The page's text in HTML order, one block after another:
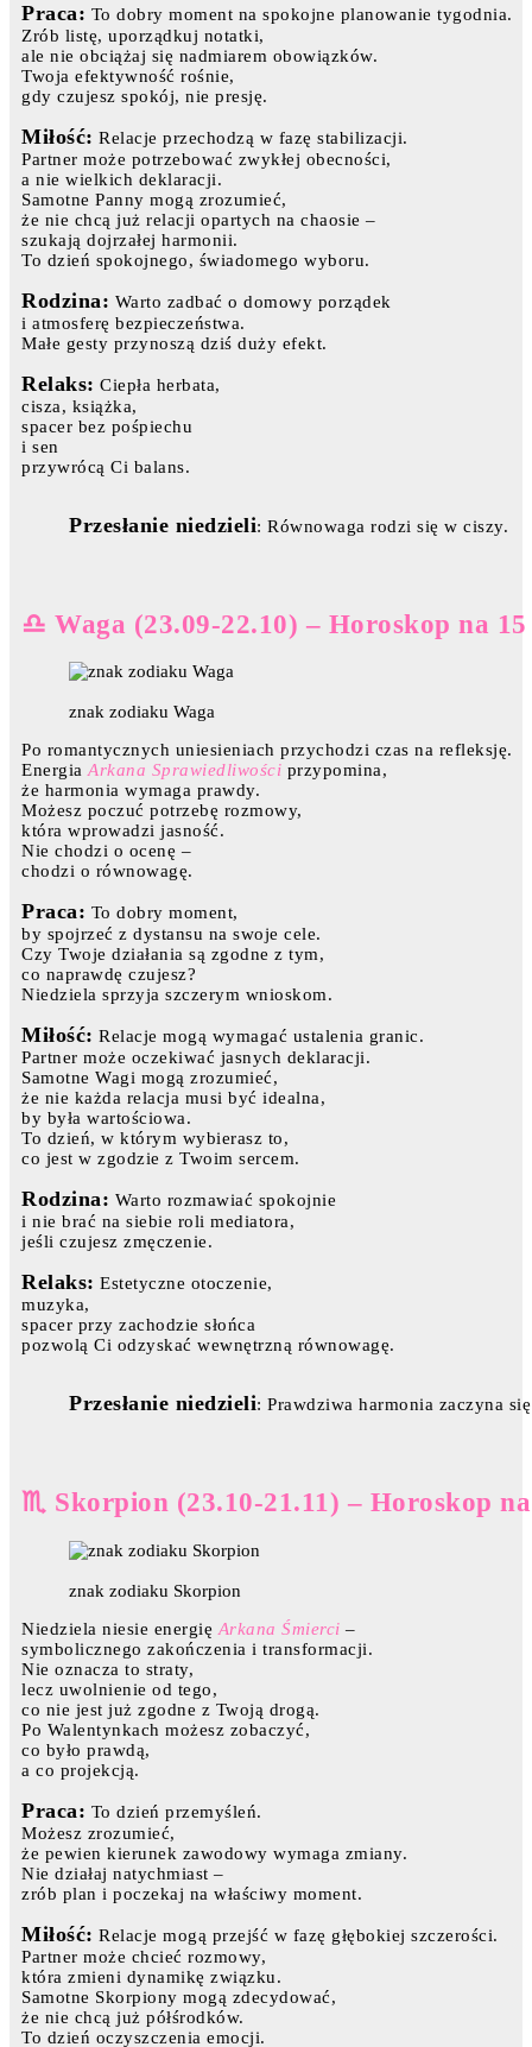
Praca: To dobry moment na spokojne planowanie tygodnia.
Zrób listę, uporządkuj notatki,
ale nie obciążaj się nadmiarem obowiązków.
Twoja efektywność rośnie,
gdy czujesz spokój, nie presję.
Miłość: Relacje przechodzą w fazę stabilizacji.
Partner może potrzebować zwykłej obecności,
a nie wielkich deklaracji.
Samotne Panny mogą zrozumieć,
że nie chcą już relacji opartych na chaosie –
szukają dojrzałej harmonii.
To dzień spokojnego, świadomego wyboru.
Rodzina: Warto zadbać o domowy porządek
i atmosferę bezpieczeństwa.
Małe gesty przynoszą dziś duży efekt.
Relaks: Ciepła herbata,
cisza, książka,
spacer bez pośpiechu
i sen
przywrócą Ci balans.
Przesłanie niedzieli: Równowaga rodzi się w ciszy.
♎ Waga (23.09-22.10) – Horoskop na
znak zodiaku Waga
Po romantycznych uniesieniach przychodzi czas na refleksję.
EnergiaArkana Sprawiedliwości przypomina,
że harmonia wymaga prawdy.
Możesz poczuć potrzebę rozmowy,
która wprowadzi jasność.
Nie chodzi o ocenę –
chodzi o równowagę.
Praca: To dobry moment,
by spojrzeć z dystansu na swoje cele.
Czy Twoje działania są zgodne z tym,
co naprawdę czujesz?
Niedziela sprzyja szczerym wnioskom.
Miłość: Relacje mogą wymagać ustalenia granic.
Partner może oczekiwać jasnych deklaracji.
Samotne Wagi mogą zrozumieć,
że nie każda relacja musi być idealna,
by była wartościowa.
To dzień, w którym wybierasz to,
co jest w zgodzie z Twoim sercem.
Rodzina: Warto rozmawiać spokojnie
i nie brać na siebie roli mediatora,
jeśli czujesz zmęczenie.
Relaks: Estetyczne otoczenie,
muzyka,
spacer przy zachodzie słońca
pozwolą Ci odzyskać wewnętrzną równowagę.
Przesłanie niedzieli: Prawdziwa harmonia zaczyna
♏ Skorpion (23.10-21.11) – Horoskop
znak zodiaku Skorpion
Niedziela niesie energię Arkana Śmierci –
symbolicznego zakończenia i transformacji.
Nie oznacza to straty,
lecz uwolnienie od tego,
co nie jest już zgodne z Twoją drogą.
Po Walentynkach możesz zobaczyć,
co było prawdą,
a co projekcją.
Praca: To dzień przemyśleń.
Możesz zrozumieć,
że pewien kierunek zawodowy wymaga zmiany.
Nie działaj natychmiast –
zrób plan i poczekaj na właściwy moment.
Miłość: Relacje mogą przejść w fazę głębokiej szczerości.
Partner może chcieć rozmowy,
która zmieni dynamikę związku.
Samotne Skorpiony mogą zdecydować,
że nie chcą już półśrodków.
To dzień oczyszczenia emocji.